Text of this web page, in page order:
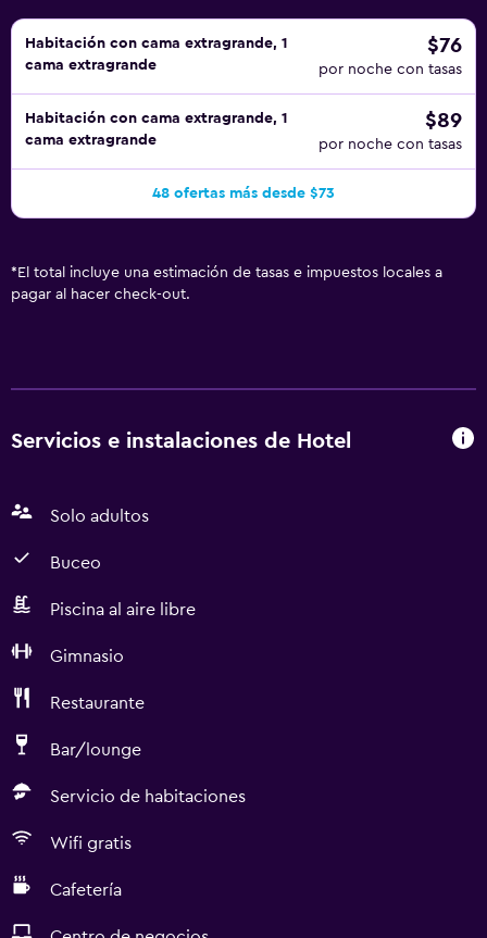
indican más abajo en las instalaciones o cerca del
alojamiento (es posible que se aplique un recargo).
Habitación con cama extragrande, 1
cama extragrande
$76
por noche con tasas
Habitación con cama extragrande, 1
cama extragrande
$89
por noche con tasas
48 ofertas más desde $73
* El total incluye una estimación de tasas e impuestos locales a
pagar al hacer check-out.
Servicios e instalaciones de Hotel
Solo adultos
Buceo
Piscina al aire libre
Gimnasio
Restaurante
Bar/lounge
Servicio de habitaciones
Wifi gratis
Cafetería